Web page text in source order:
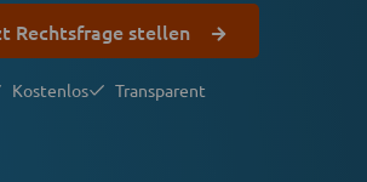
Rechtsfrage stellen
Kostenlos Transparent